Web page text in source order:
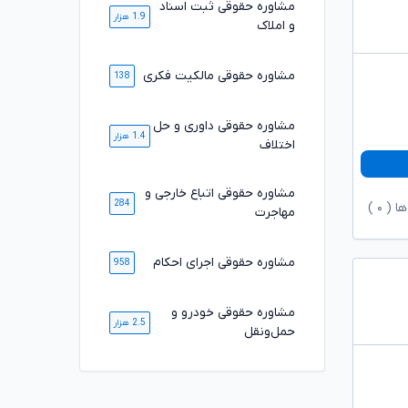
( ۰
مشاوره حقوقی ثبت اسناد
و املاک
1.9 هزار
مشاوره حقوقی مالکیت فکری 138
مشاوره حقوقی داوری و حل
اختلاف
1.4 هزار
مشاوره حقوقی اتباع خارجی و
مهاجرت
284
مشاوره حقوقی اجرای احکام 958
مشاوره حقوقی خودرو و
حمل‌ونقل
2.5 هزار